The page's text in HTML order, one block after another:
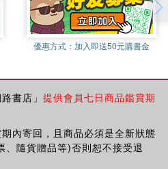
會系、公共行政系參考書籍。
做些什麼，我的福利在哪裡。
的阿兵哥｜規劃﹁替代役﹂，縮
大國 這家店，午夜不打烊｜推動
｜︿電子簽章法﹀ 打開電腦，生
住大未來｜開放寬頻、固網 ︻第
刻｜推動教育改革方案 拒絕高中
育方案 ︻第六章︼財經政策 先止
大金塊穩住小波動｜籌設國家安
換零件｜推動金融管理的現代化
﹁兩稅合一﹂，消除重複課稅 把
需求方案﹀，促進經濟成長 全球
優惠方式： 加入即送50元購書金
書店」 提供會員七日商品鑑賞期
內寄回，且商品必須是全新狀態
、隨貨贈品等)否則恕不接受退